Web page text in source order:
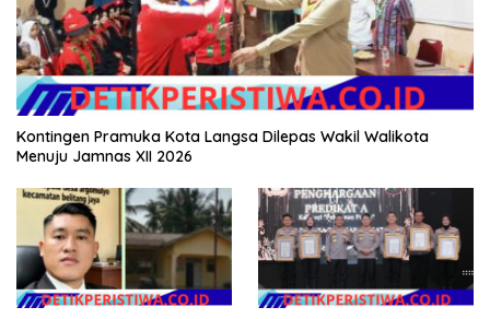
Kontingen Pramuka Kota Langsa Dilepas Wakil Walikota
Menuju Jamnas XII 2026